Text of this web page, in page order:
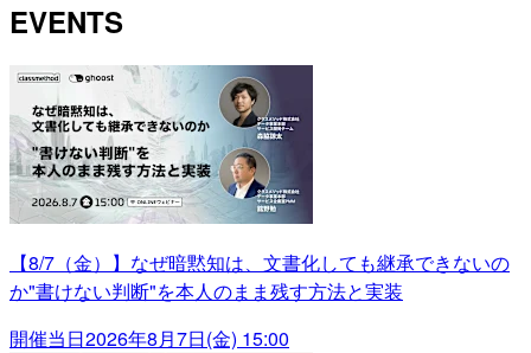
EVENTS
【8/7（金）】なぜ暗黙知は、文書化しても継承できないの
か"書けない判断"を本人のまま残す方法と実装
開催当日2026年8月7日(金) 15:00